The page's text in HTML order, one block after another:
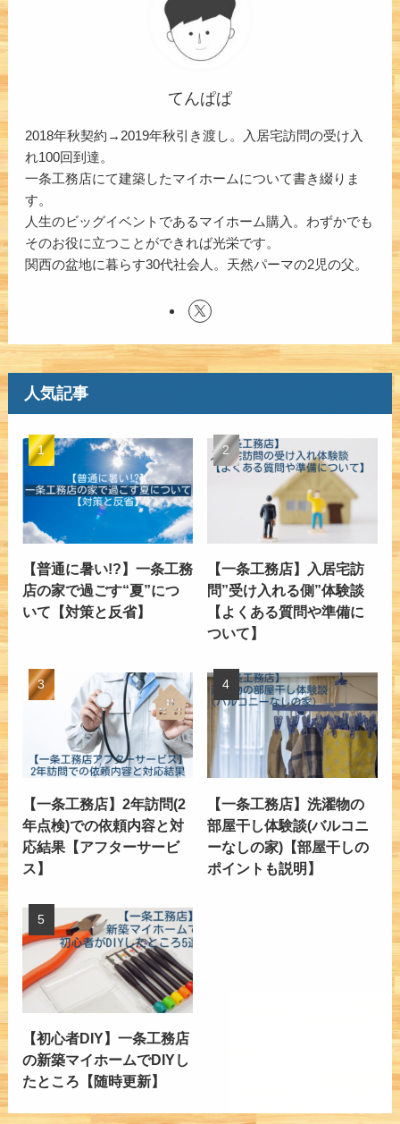
てんぱぱ
2018年秋契約→2019年秋引き渡し。入居宅訪問の受け入
れ100回到達。
一条工務店にて建築したマイホームについて書き綴りま
す。
人生のビッグイベントであるマイホーム購入。わずかでも
そのお役に立つことができれば光栄です。
関西の盆地に暮らす30代社会人。天然パーマの2児の父。
人気記事
【普通に暑い!?】一条工務
店の家で過ごす“夏”につ
いて【対策と反省】
【一条工務店】入居宅訪
問”受け入れる側”体験談
【よくある質問や準備に
ついて】
【一条工務店】2年訪問(2
年点検)での依頼内容と対
応結果【アフターサービ
ス】
【一条工務店】洗濯物の
部屋干し体験談(バルコニ
ーなしの家)【部屋干しの
ポイントも説明】
【初心者DIY】一条工務店
の新築マイホームでDIYし
たところ【随時更新】